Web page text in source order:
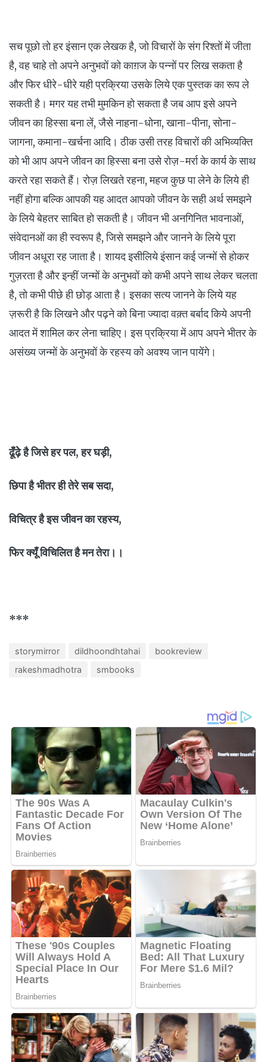
सच पूछो तो हर इंसान एक लेखक है, जो विचारों के संग रिश्तों में जीता
है, वह चाहे तो अपने अनुभवों को काग़ज के पन्नों पर लिख सकता है
और फिर धीरे-धीरे यही प्रक्रिया उसके लिये एक पुस्तक का रूप ले
सकती है। मगर यह तभी मुमकिन हो सकता है जब आप इसे अपने
जीवन का हिस्सा बना लें, जैसे नाहना-धोना, खाना-पीना, सोना-
जागना, कमाना-खर्चना आदि। ठीक उसी तरह विचारों की अभिव्यक्ति
को भी आप अपने जीवन का हिस्सा बना उसे रोज़-मर्रा के कार्य के साथ
करते रहा सकते हैं। रोज़ लिखते रहना, महज कुछ पा लेने के लिये ही
नहीं होगा बल्कि आपकी यह आदत आपको जीवन के सही अर्थ समझने
के लिये बेहतर साबित हो सकती है। जीवन भी अनगिनित भावनाओं,
संवेदानओं का ही स्वरूप है, जिसे समझने और जानने के लिये पूरा
जीवन अधूरा रह जाता है। शायद इसीलिये इंसान कई जन्मों से होकर
गुज़रता है और इन्हीं जन्मों के अनुभवों को कभी अपने साथ लेकर चलता
है, तो कभी पीछे ही छोड़ आता है। इसका सत्य जानने के लिये यह
ज़रूरी है कि लिखने और पढ़ने को बिना ज्यादा वक़्त बर्बाद किये अपनी
आदत में शामिल कर लेना चाहिए। इस प्रक्रिया में आप अपने भीतर के
असंख्य जन्मों के अनुभवों के रहस्य को अवश्य जान पायेंगे।
ढूँढ़ेे है जिसे हर पल, हर घड़ी,
छिपा है भीतर ही तेरे सब सदा,
विचित्र है इस जीवन का रहस्य,
फिर क्यूँ विचिलित है मन तेरा।।
***
storymirror dildhoondhtahai
bookreview
rakeshmadhotra
smbooks